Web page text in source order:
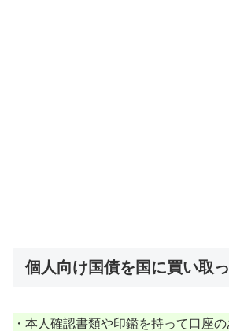
個人向け国債を国に買い取
・本人確認書類や印鑑を持って口座